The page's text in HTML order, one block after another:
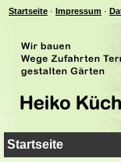
Startseite · Impressum ·
Startseite